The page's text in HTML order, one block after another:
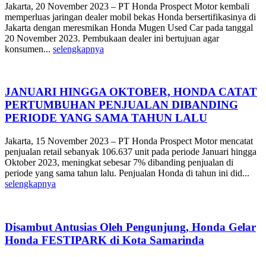
Jakarta, 20 November 2023 – PT Honda Prospect Motor kembali
memperluas jaringan dealer mobil bekas Honda bersertifikasinya di
Jakarta dengan meresmikan Honda Mugen Used Car pada tanggal
20 November 2023. Pembukaan dealer ini bertujuan agar
konsumen... selengkapnya
JANUARI HINGGA OKTOBER, HONDA CATAT
PERTUMBUHAN PENJUALAN DIBANDING
PERIODE YANG SAMA TAHUN LALU
Jakarta, 15 November 2023 – PT Honda Prospect Motor mencatat
penjualan retail sebanyak 106.637 unit pada periode Januari hingga
Oktober 2023, meningkat sebesar 7% dibanding penjualan di
periode yang sama tahun lalu. Penjualan Honda di tahun ini did...
selengkapnya
Disambut Antusias Oleh Pengunjung, Honda Gelar
Honda FESTIPARK di Kota Samarinda